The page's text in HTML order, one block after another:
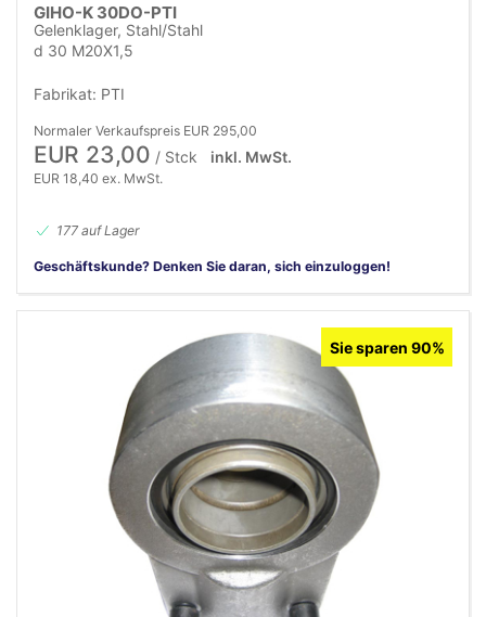
GIHO-K 30DO-PTI
Gelenklager, Stahl/Stahl
d 30 M20X1,5
Fabrikat: PTI
Normaler Verkaufspreis EUR 295,00
EUR 23,00 / Stck inkl. MwSt.
EUR 18,40 ex. MwSt.
177 auf Lager
Geschäftskunde? Denken Sie daran, sich einzuloggen!
Sie sparen 90%